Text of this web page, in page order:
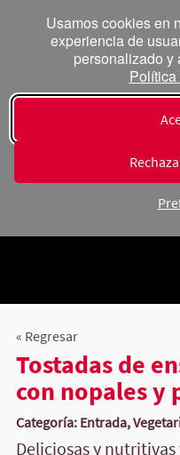
Usamos cookies en
experiencia de
personalizado y
« Regresar
Tostadas de
con nopales y
Categoría: Entrada,
Deliciosas y